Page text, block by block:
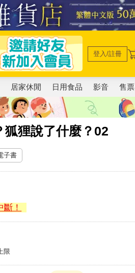
登入/註冊
居家休閒 日用食品 影音 售票
狸說了什麼？02
子書
！
限